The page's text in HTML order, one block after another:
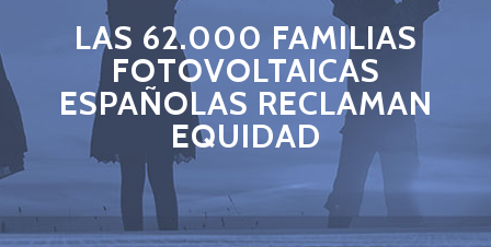
LAS 62.000 FAMILIAS
FOTOVOLTAICAS
ESPAÑOLAS RECLAMAN
EQUIDAD